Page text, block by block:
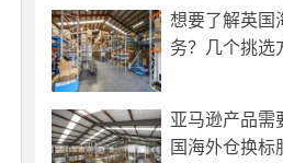
想要了解英国
务？几个挑选
亚马逊产品需
国海外仓换标